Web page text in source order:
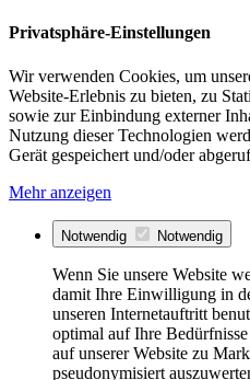
Privatsphäre-Einstellungen
Wir verwenden Cookies, um
Website-Erlebnis zu bieten, zu
sowie zur Einbindung externer
Nutzung dieser Technologien
Gerät gespeichert und/oder
Mehr anzeigen
Notwendig Notwendig
Wenn Sie unsere Website
damit Ihre Einwilligung in
unseren Internetauftritt
optimal auf Ihre
auf unserer Website zu
pseudonymisiert